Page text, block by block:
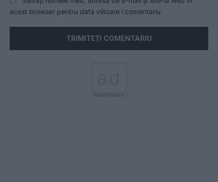
acest browser pentru data viitoare i comentariu.
- Advertisment -